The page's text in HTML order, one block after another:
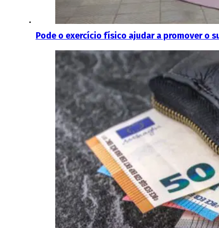
Pode o exercício físico ajudar a promover o